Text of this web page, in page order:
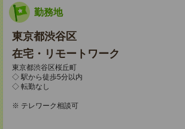
勤務地
東京都渋谷区
在宅・リモートワーク
東京都渋谷区桜丘町
◇ 駅から徒歩5分以内
◇ 転勤なし
※ テレワーク相談可